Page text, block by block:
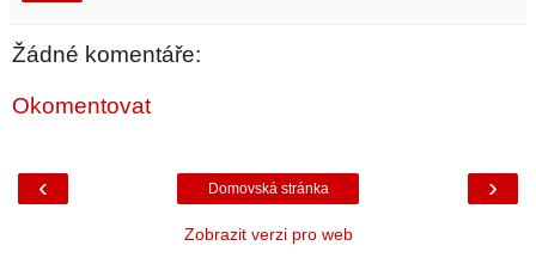
Žádné komentáře:
Okomentovat
‹ ›
Domovská stránka
Zobrazit verzi pro web